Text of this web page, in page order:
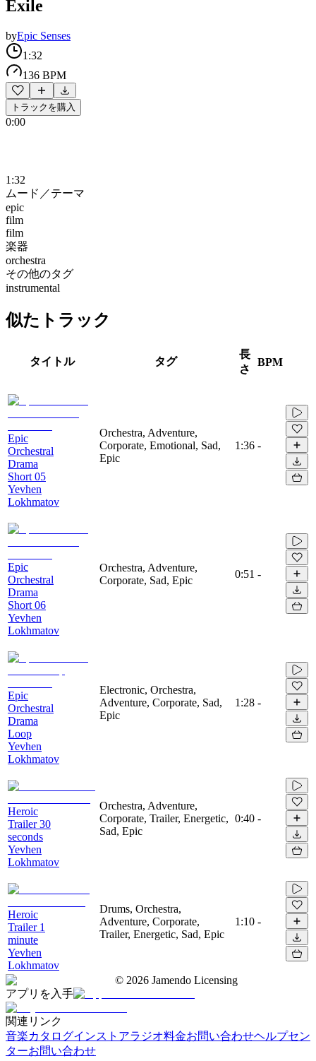
Exile
byEpic Senses
1:32
136 BPM
トラックを購入
0:00
1:32
ムード／テーマ
epic
film
film
楽器
orchestra
その他のタグ
instrumental
似たトラック
タイトル タグ
長
さ
BPM
Epic
Orchestral
Drama
Short 05
Yevhen
Lokhmatov
Orchestra, Adventure,
Corporate, Emotional, Sad,
Epic
1:36 -
Epic
Orchestral
Drama
Short 06
Yevhen
Lokhmatov
Orchestra, Adventure,
Corporate, Sad, Epic
0:51 -
Epic
Orchestral
Drama
Loop
Yevhen
Lokhmatov
Electronic, Orchestra,
Adventure, Corporate, Sad,
Epic
1:28 -
Heroic
Trailer 30
seconds
Yevhen
Lokhmatov
Orchestra, Adventure,
Corporate, Trailer, Energetic,
Sad, Epic
0:40 -
Heroic
Trailer 1
minute
Yevhen
Lokhmatov
Drums, Orchestra,
Adventure, Corporate,
Trailer, Energetic, Sad, Epic
1:10 -
© 2026 Jamendo Licensing
アプリを入手
関連リンク
音楽カタログインストアラジオ料金お問い合わせヘルプセン
ターお問い合わせ